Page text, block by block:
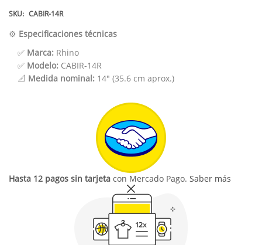
SKU: CABIR-14R
⚙️ Especificaciones técnicas
✅ Marca: Rhino
✅ Modelo: CABIR-14R
📐 Medida nominal: 14" (35.6 cm aprox.)
Hasta 12 pagos sin tarjeta con Mercado Pago. Saber más